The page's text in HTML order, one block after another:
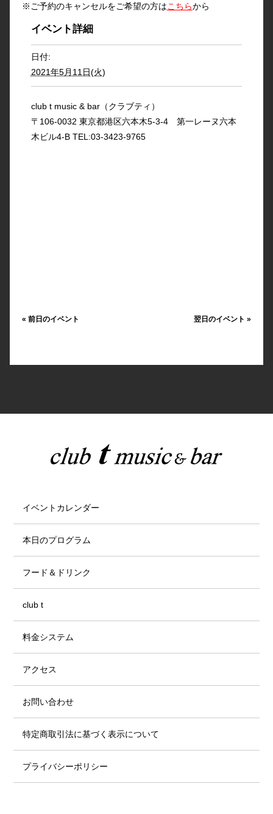
※ご予約のキャンセルをご希望の方はこちらから
イベント詳細
日付:
2021年5月11日(火)
club t music & bar（クラブティ）
〒106-0032 東京都港区六本木5-3-4 第一レーヌ六本
木ビル4-B TEL:03-3423-9765
« 前日のイベント 翌日のイベント»
イベントカレンダー
本日のプログラム
フード＆ドリンク
club t
料金システム
アクセス
お問い合わせ
特定商取引法に基づく表示について
プライバシーポリシー